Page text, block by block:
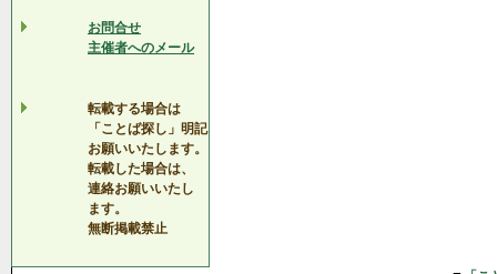
お問合せ
主催者へのメール
転載する場合は
「ことば探し」明記
お願いいたします。
転載した場合は、
連絡お願いいたし
ます。
無断掲載禁止